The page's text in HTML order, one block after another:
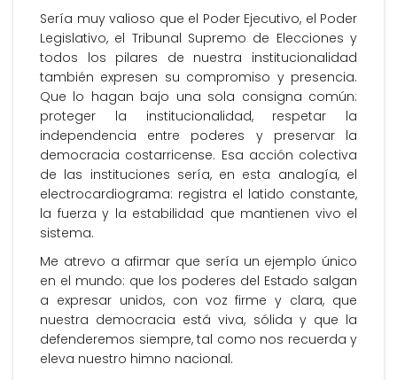
Sería muy valioso que el Poder Ejecutivo, el Poder
Legislativo, el Tribunal Supremo de Elecciones y
todos los pilares de nuestra institucionalidad
también expresen su compromiso y presencia.
Que lo hagan bajo una sola consigna común:
proteger la institucionalidad, respetar la
independencia entre poderes y preservar la
democracia costarricense. Esa acción colectiva
de las instituciones sería, en esta analogía, el
electrocardiograma: registra el latido constante,
la fuerza y la estabilidad que mantienen vivo el
sistema.
Me atrevo a afirmar que sería un ejemplo único
en el mundo: que los poderes del Estado salgan
a expresar unidos, con voz firme y clara, que
nuestra democracia está viva, sólida y que la
defenderemos siempre, tal como nos recuerda y
eleva nuestro himno nacional.